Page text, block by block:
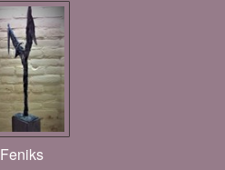
Feniks